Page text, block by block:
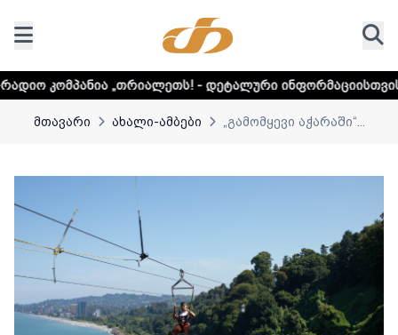
- დეტალური ინფორმაციისთვის დააკლიკეთ
მთავარი ახალი-ამბები „გამომყევი აჭარაში“...